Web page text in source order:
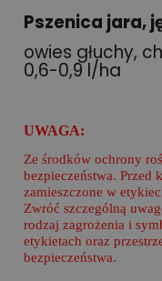
Pszenica jara,
owies głuchy,
0,6-0,9 l/ha
UWAGA:
Ze środków ochrony
bezpieczeństwa. Przed
zamieszczone w
Zwróć szczególną
rodzaj zagrożenia i
etykietach oraz
bezpieczeństwa.